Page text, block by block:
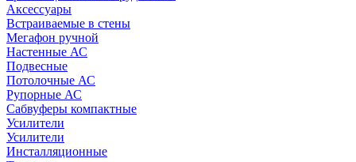
Аксессуары
Встраиваемые в стены
Мегафон ручной
Настенные АС
Подвесные
Потолочные АС
Рупорные АС
Сабвуферы компактные
Усилители
Усилители
Инсталляционные